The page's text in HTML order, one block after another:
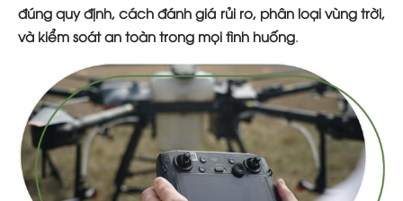
đúng quy định, cách đánh giá rủi ro, phân loại vùng trời,
và kiểm soát an toàn trong mọi tình huống